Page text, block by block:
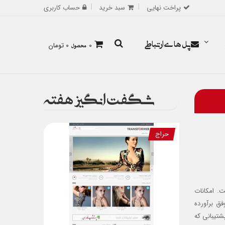
پراخت نهایی سبد خرید حساب کاربری
0 محصول 0 تومان پل های ارتباطی
امکانات
برآورده
که
شگفت انگیز هفته
حراج